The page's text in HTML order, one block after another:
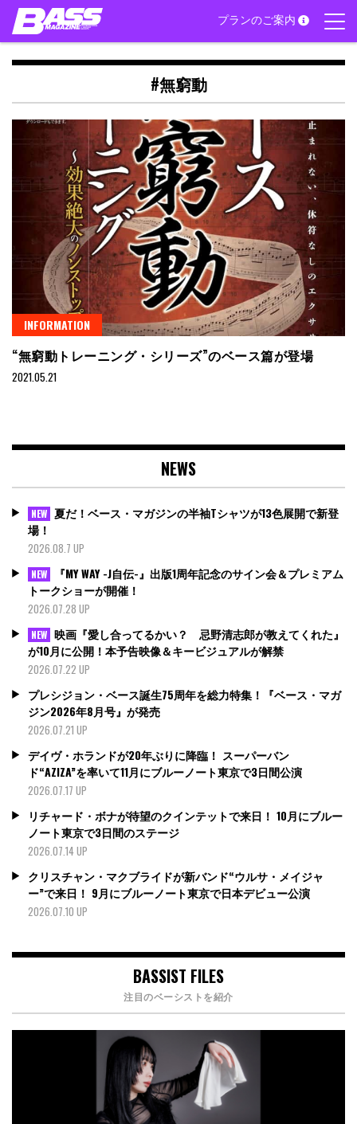
Skip
content
プランのご案内
#無窮動
INFORMATION
“無窮動トレーニング・シリーズ”のベース篇が登場
2021.05.21
NEWS
NEW 夏だ！ベース・マガジンの半袖Tシャツが13色展開で新登
場！
2026.08.7 UP
NEW
『MY WAY -J自伝-』出版1周年記念のサイン会＆プレミアム
トークショーが開催！
2026.07.28 UP
NEW 映画『愛し合ってるかい？ 忌野清志郎が教えてくれた』
が10月に公開！本予告映像＆キービジュアルが解禁
2026.07.22 UP
プレシジョン・ベース誕生75周年を総力特集！『ベース・マガ
ジン2026年8月号』が発売
2026.07.21 UP
デイヴ・ホランドが20年ぶりに降臨！ スーパーバン
ド“AZIZA”を率いて11月にブルーノート東京で3日間公演
2026.07.17 UP
リチャード・ボナが待望のクインテットで来日！ 10月にブルー
ノート東京で3日間のステージ
2026.07.14 UP
クリスチャン・マクブライドが新バンド“ウルサ・メイジャ
ー”で来日！ 9月にブルーノート東京で日本デビュー公演
2026.07.10 UP
BASSIST FILES
注目のベーシストを紹介